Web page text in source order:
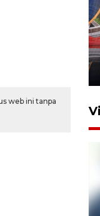
web ini tanpa